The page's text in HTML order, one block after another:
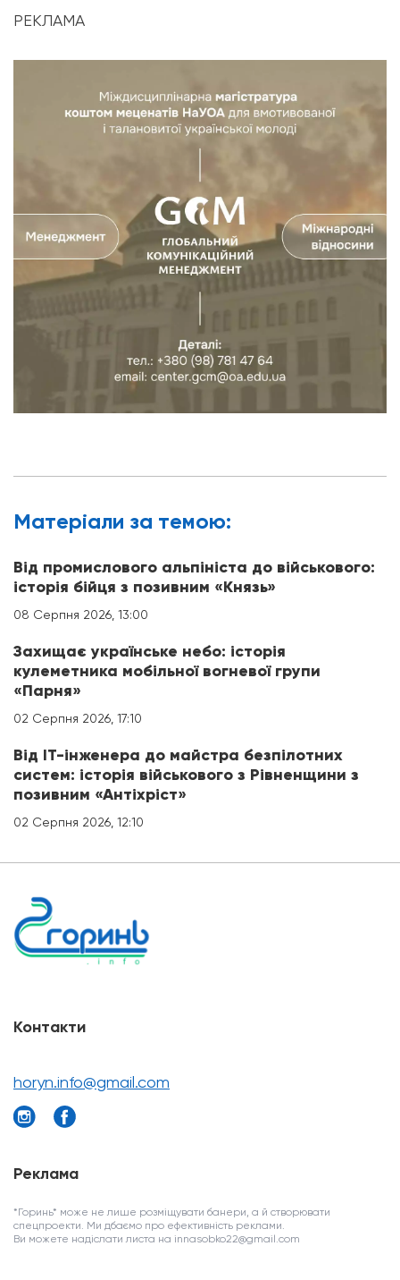
РЕКЛАМА
Матерiали за темою:
Від промислового альпініста до військового:
історія бійця з позивним «Князь»
08 Серпня 2026, 13:00
Захищає українське небо: історія
кулеметника мобільної вогневої групи
«Парня»
02 Серпня 2026, 17:10
Від IT-інженера до майстра безпілотних
систем: історія військового з Рівненщини з
позивним «Антіхріст»
02 Серпня 2026, 12:10
Контакти
horyn.info@gmail.com
Реклама
*Горинь* може не лише розміщувати банери, а й створювати
спецпроекти. Ми дбаємо про ефективність реклами.
Ви можете надіслати листа на innasobko22@gmail.com